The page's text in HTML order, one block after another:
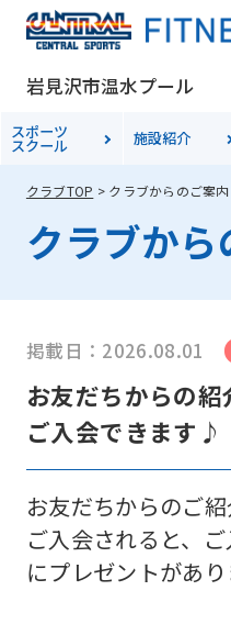
岩見沢市温水プール
スポーツ
スクール 施設紹介
クラブTOP クラブからのご案内
クラブから
掲載日：2026.08.01
お友だちからの
ご入会できます♪
お友だちからのご
ご入会されると、
にプレゼントがあり